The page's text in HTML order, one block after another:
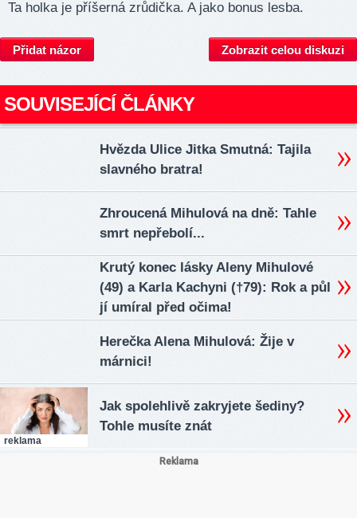
Ta holka je příšerná zrůdička. A jako bonus lesba.
Přidat názor Zobrazit celou diskuzi
SOUVISEJÍCÍ ČLÁNKY
Hvězda Ulice Jitka Smutná: Tajila
slavného bratra!
Zhroucená Mihulová na dně: Tahle
smrt nepřebolí...
Krutý konec lásky Aleny Mihulové
(49) a Karla Kachyni (†79): Rok a půl
jí umíral před očima!
Herečka Alena Mihulová: Žije v
márnici!
reklama
Jak spolehlivě zakryjete šediny?
Tohle musíte znát